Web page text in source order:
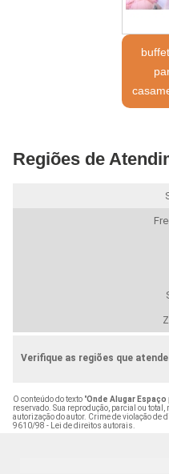
Regiões de
Verifique as regiões que
O conteúdo do texto "Onde Alugar
reservado. Sua reprodução, parcial ou
autorização do autor. Crime de violação de
9610/98 - Lei de direitos autorais